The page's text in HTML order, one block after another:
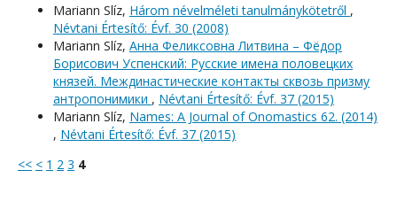
Mariann Slíz, Három névelméleti tanulmánykötetről ,
Névtani Értesítő: Évf. 30 (2008)
Mariann Slíz, Анна Феликсовна Литвина – Фёдор
Борисович Успенский: Русские имена половецких
князей. Междинастические контакты сквозь призму
антропонимики , Névtani Értesítő: Évf. 37 (2015)
Mariann Slíz, Names: A Journal of Onomastics 62. (2014)
, Névtani Értesítő: Évf. 37 (2015)
<< < 1 2 3 4